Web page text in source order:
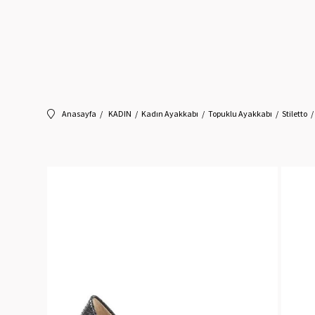
Anasayfa KADIN Kadın Ayakkabı Topuklu Ayakkabı Stiletto